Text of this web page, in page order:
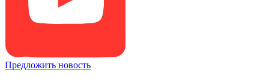
Предложить новость